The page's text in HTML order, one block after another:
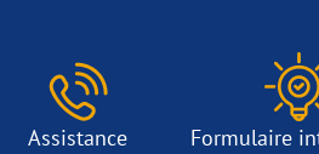
Assistance
Formulaire